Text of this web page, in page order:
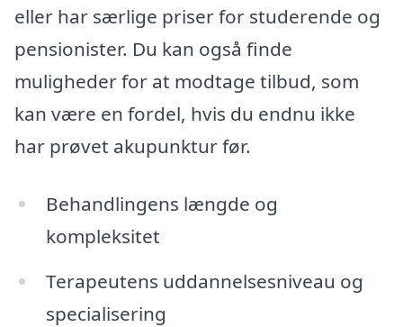
eller har særlige priser for studerende og
pensionister. Du kan også finde
muligheder for at modtage tilbud, som
kan være en fordel, hvis du endnu ikke
har prøvet akupunktur før.
Behandlingens længde og
kompleksitet
Terapeutens uddannelsesniveau og
specialisering